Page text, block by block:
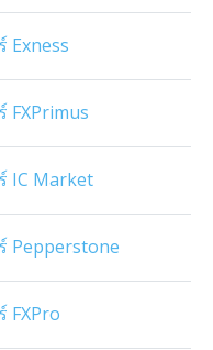
Exness
FXPrimus
IC Market
Pepperstone
FXPro